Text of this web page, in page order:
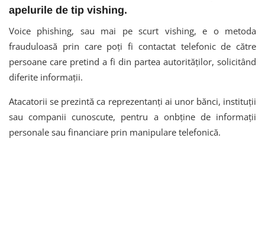
apelurile de tip vishing.
Voice phishing, sau mai pe scurt vishing, e o metoda
frauduloasă prin care poți fi contactat telefonic de către
persoane care pretind a fi din partea autorităților, solicitând
diferite informații.
Atacatorii se prezintă ca reprezentanți ai unor bănci, instituții
sau companii cunoscute, pentru a onbține de informații
personale sau financiare prin manipulare telefonică.